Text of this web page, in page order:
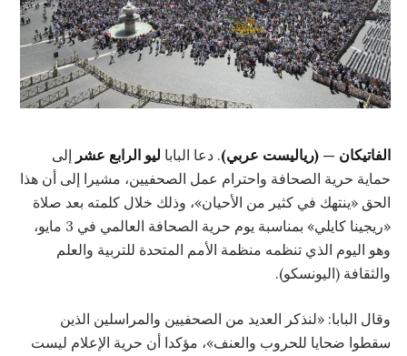
الفاتيكان — (رياليست عربي). دعا البابا ليو الرابع عشر إلى
حماية حرية الصحافة واحترام عمل الصحفيين، مشيرا إلى أن هذا
الحق «ينتهك في كثير من الأحيان»، وذلك خلال كلمته بعد صلاة
«ريجينا كايلي» بمناسبة يوم حرية الصحافة العالمي في 3 مايو،
وهو اليوم الذي تنظمه منظمة الأمم المتحدة للتربية والعلم
والثقافة (اليونسكو).
وقال البابا: «لنذكر العديد من الصحفيين والمراسلين الذين
سقطوا ضحايا للحروب والعنف»، مؤكدا أن حرية الإعلام ليست